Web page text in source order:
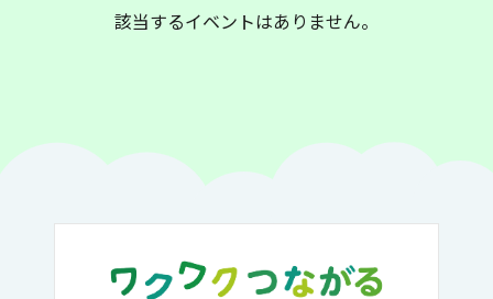
該当するイベントはありません。